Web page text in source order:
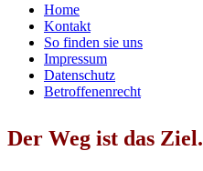
Home
Kontakt
So finden sie uns
Impressum
Datenschutz
Betroffenenrecht
Der Weg ist das Ziel.